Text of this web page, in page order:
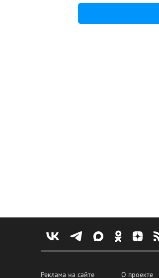
Реклама на сайте О проекте